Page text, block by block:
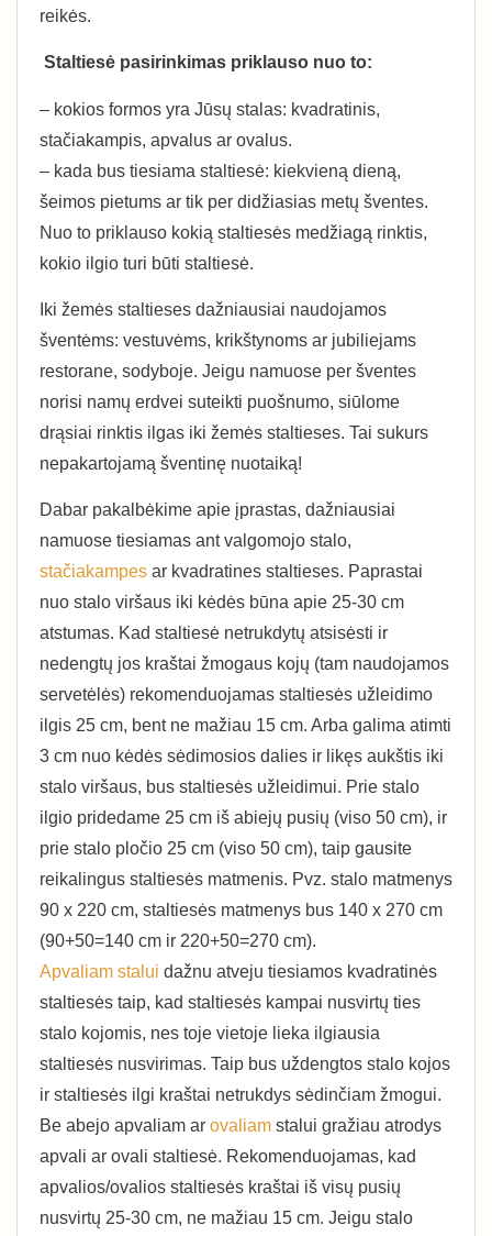
reikės.
Staltiesė pasirinkimas priklauso nuo to:
– kokios formos yra Jūsų stalas: kvadratinis,
stačiakampis, apvalus ar ovalus.
– kada bus tiesiama staltiesė: kiekvieną dieną,
šeimos pietums ar tik per didžiasias metų šventes.
Nuo to priklauso kokią staltiesės medžiagą rinktis,
kokio ilgio turi būti staltiesė.
Iki žemės staltieses dažniausiai naudojamos
šventėms: vestuvėms, krikštynoms ar jubiliejams
restorane, sodyboje. Jeigu namuose per šventes
norisi namų erdvei suteikti puošnumo, siūlome
drąsiai rinktis ilgas iki žemės staltieses. Tai sukurs
nepakartojamą šventinę nuotaiką!
Dabar pakalbėkime apie įprastas, dažniausiai
namuose tiesiamas ant valgomojo stalo,
stačiakampes ar kvadratines staltieses. Paprastai
nuo stalo viršaus iki kėdės būna apie 25-30 cm
atstumas. Kad staltiesė netrukdytų atsisėsti ir
nedengtų jos kraštai žmogaus kojų (tam naudojamos
servetėlės) rekomenduojamas staltiesės užleidimo
ilgis 25 cm, bent ne mažiau 15 cm. Arba galima atimti
3 cm nuo kėdės sėdimosios dalies ir likęs aukštis iki
stalo viršaus, bus staltiesės užleidimui. Prie stalo
ilgio pridedame 25 cm iš abiejų pusių (viso 50 cm), ir
prie stalo pločio 25 cm (viso 50 cm), taip gausite
reikalingus staltiesės matmenis. Pvz. stalo matmenys
90 x 220 cm, staltiesės matmenys bus 140 x 270 cm
(90+50=140 cm ir 220+50=270 cm).
Apvaliam stalui dažnu atveju tiesiamos kvadratinės
staltiesės taip, kad staltiesės kampai nusvirtų ties
stalo kojomis, nes toje vietoje lieka ilgiausia
staltiesės nusvirimas. Taip bus uždengtos stalo kojos
ir staltiesės ilgi kraštai netrukdys sėdinčiam žmogui.
Be abejo apvaliam ar ovaliam stalui gražiau atrodys
apvali ar ovali staltiesė. Rekomenduojamas, kad
apvalios/ovalios staltiesės kraštai iš visų pusių
nusvirtų 25-30 cm, ne mažiau 15 cm. Jeigu stalo